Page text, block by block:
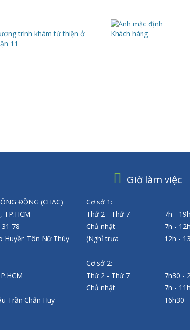
trình khám từ thiện ở
11
Khách hàng
ĐỒNG (CHAC)
TP.HCM
78
Huyền Tôn Nữ Thùy
Trần Chấn Huy
Giờ làm việc
Cơ sở 1:
Thứ 2 - Thứ 7
7h -
Chủ nhật
7h - 12h
(Nghỉ trưa
12h -
Cơ sở 2:
Thứ 2 - Thứ 7
7h30 -
Chủ nhật
7h -
16h30